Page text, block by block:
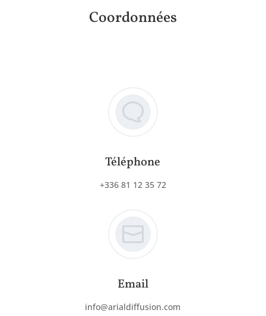
Coordonnées
Téléphone
+336 81 12 35 72
Email
info@arialdiffusion.com